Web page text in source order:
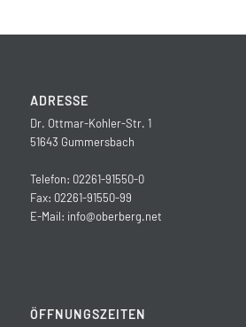
ADRESSE
Dr. Ottmar-Kohler-Str. 1
51643 Gummersbach
Telefon: 02261-91550-0
Fax: 02261-91550-99
E-Mail: info@oberberg.net
ÖFFNUNGSZEITEN